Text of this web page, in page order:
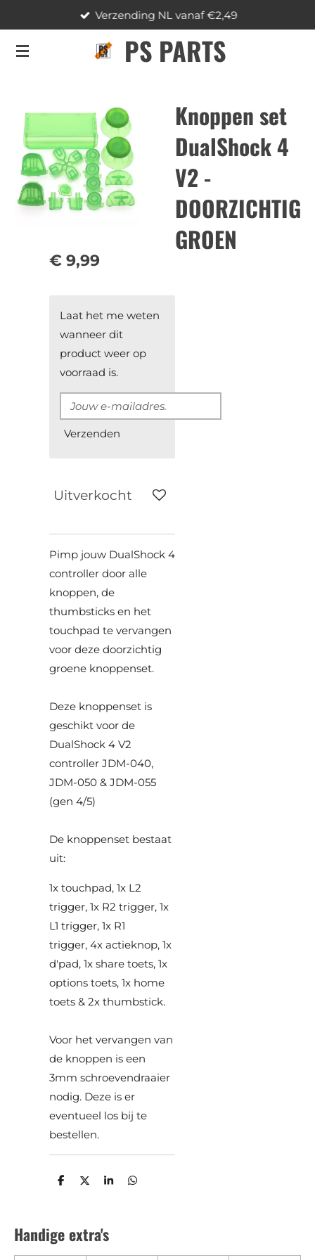
naar
PS PARTS
Verzending NL vanaf €2,49
Knoppen set
DualShock 4
V2 -
DOORZICHTIG
GROEN
€ 9,99
Laat het me weten
wanneer dit
product weer op
voorraad is.
Verzenden
Uitverkocht
Pimp jouw DualShock 4
controller door alle
knoppen, de
thumbsticks en het
touchpad te vervangen
voor deze doorzichtig
groene knoppenset.
Deze knoppenset is
geschikt voor de
DualShock 4 V2
controller JDM-040,
JDM-050 & JDM-055
(gen 4/5)
De knoppenset bestaat
uit:
1x touchpad, 1x L2
trigger, 1x R2 trigger, 1x
L1 trigger, 1x R1
trigger, 4x actieknop, 1x
d'pad, 1x share toets, 1x
options toets, 1x home
toets & 2x thumbstick.
Voor het vervangen van
de knoppen is een
3mm schroevendraaier
nodig. Deze is er
eventueel los bij te
bestellen.
D
D
S
D
Handige extra's